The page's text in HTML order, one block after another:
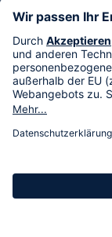
Im TV
HSE